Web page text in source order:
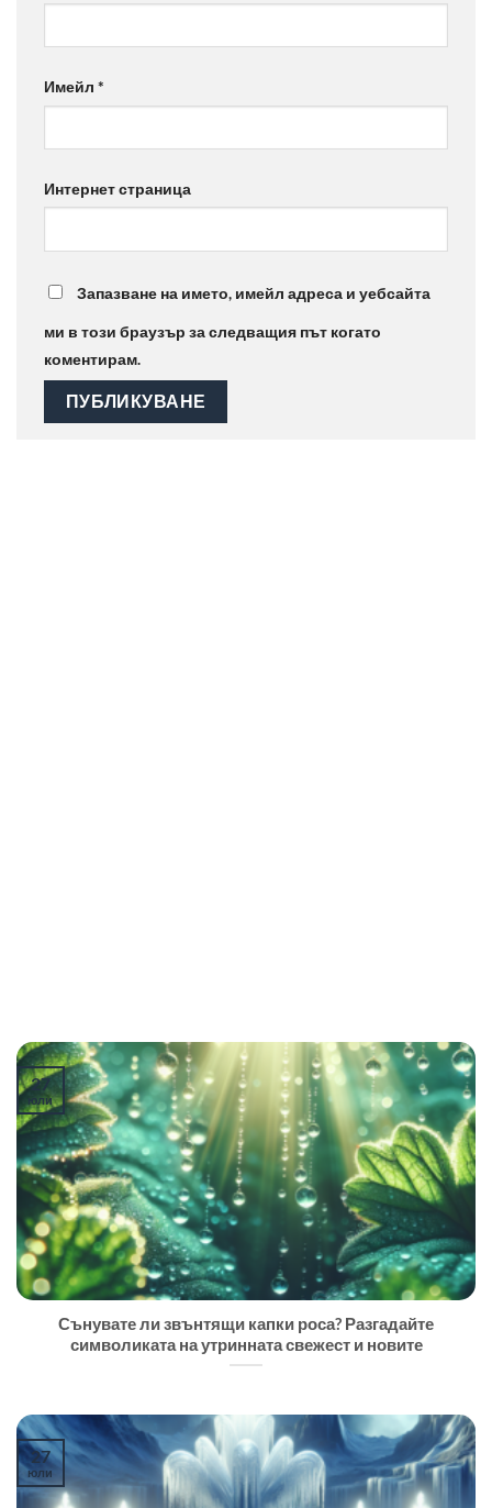
Имейл *
Интернет страница
Запазване на името, имейл адреса и уебсайта
ми в този браузър за следващия път когато
коментирам.
Сънувате ли звънтящи капки роса? Разгадайте
символиката на утринната свежест и новите
27
юли
27
юли